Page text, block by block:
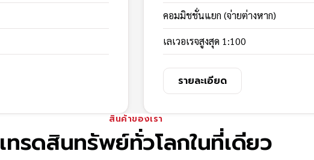
คอมมิชชั่นแยก (จ่ายต่างหาก)
เลเวอเรจสูงสุด 1:100
รายละเอียด
สินค้าของเรา
เทรดสินทรัพย์ทั่วโลกในที่เดียว